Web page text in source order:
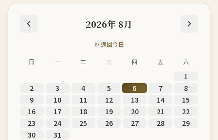
2026年 8月
↻ 返回今日
日 一 二 三 四 五 六
1
2
3 4 5 6 7
8
9
10 11 12 13 14
15
16
17 18 19 20 21
22
23
24 25 26 27 28
29
30
31